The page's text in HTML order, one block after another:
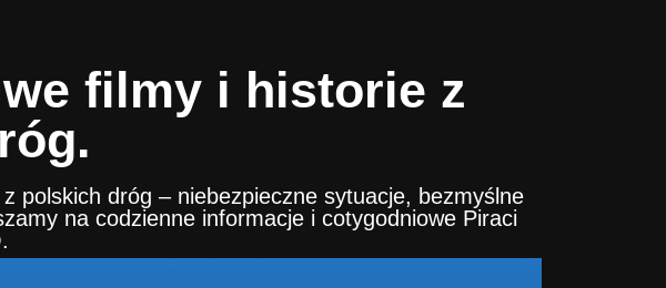
filmy i historie z
polskich dróg – niebezpieczne sytuacje, bezmyślne
na codzienne informacje i cotygodniowe Piraci